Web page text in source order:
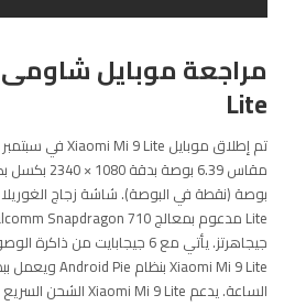
Lite
جيجاهرتز. يأتي مع 6 جيجابايت
الساعة. يدعم Xiaomi Mi 9 Lite الشحن السريع الخاص.